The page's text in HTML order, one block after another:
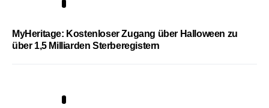
MyHeritage: Kostenloser Zugang über Halloween zu
über 1,5 Milliarden Sterberegistern